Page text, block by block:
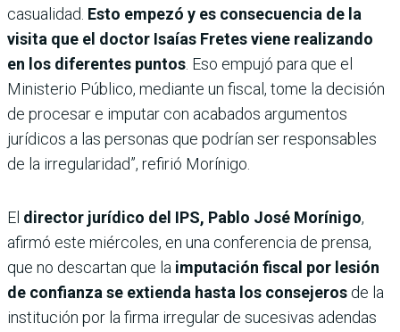
casualidad. Esto empezó y es consecuencia de la
visita que el doctor Isaías Fretes viene realizando
en los diferentes puntos . Eso empujó para que el
Ministerio Público, mediante un fiscal, tome la decisión
de procesar e imputar con acabados argumentos
jurídicos a las personas que podrían ser responsables
de la irregularidad”, refirió Morínigo.
El director jurídico del IPS, Pablo José Morínigo,
afirmó este miércoles, en una conferencia de prensa,
que no descartan que la imputación fiscal por lesión
de confianza se extienda hasta los consejeros de la
institución por la firma irregular de sucesivas adendas